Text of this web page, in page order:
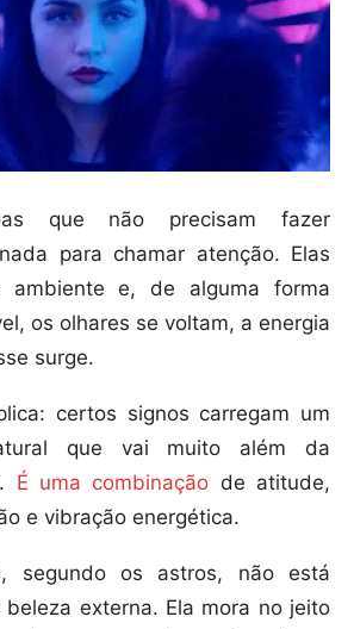
que não precisam fazer
para chamar atenção. Elas
ambiente e, de alguma forma
os olhares se voltam, a energia
surge.
certos signos carregam um
que vai muito além da
É uma combinação de atitude,
e vibração energética.
segundo os astros, não está
externa. Ela mora no jeito